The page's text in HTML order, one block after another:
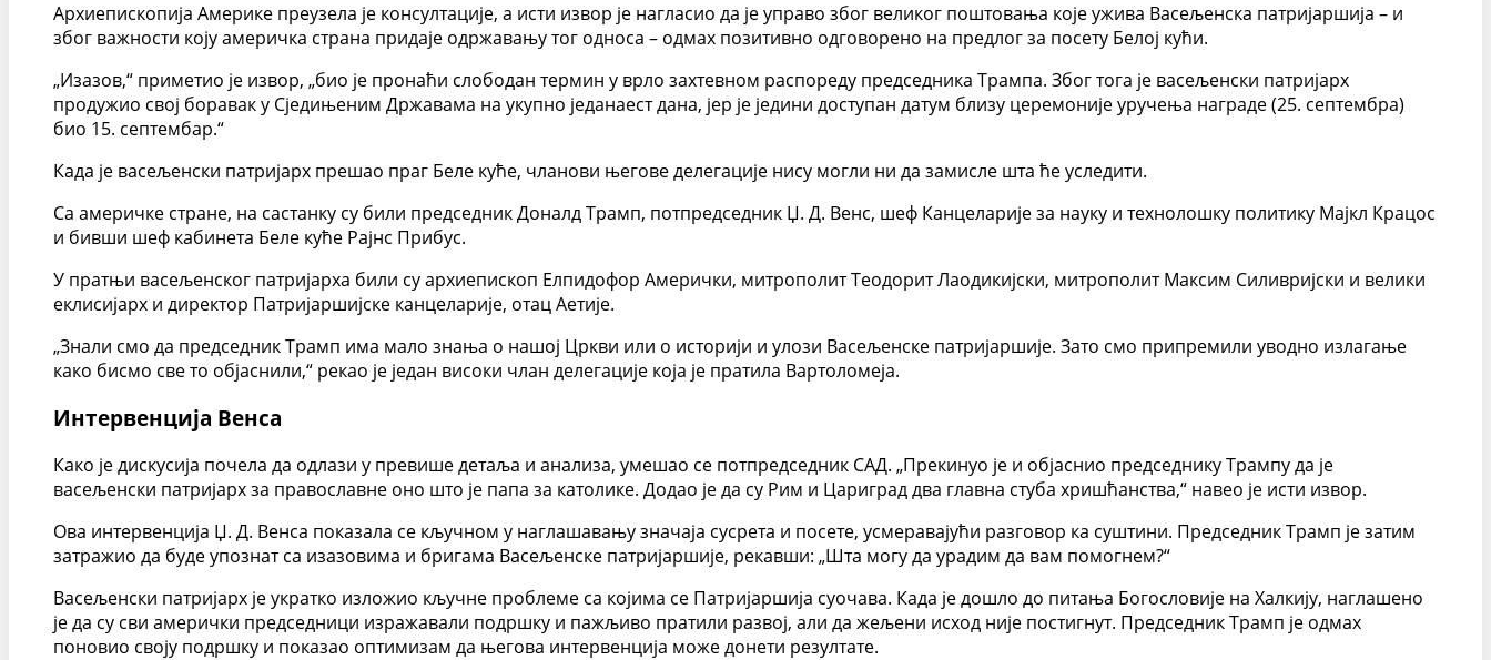
Архиепископија Америке преузела је консултације, а исти извор је нагласио да је управо због великог поштовања које ужива Васељенска патријаршија – и
због важности коју америчка страна придаје одржавању тог односа – одмах позитивно одговорено на предлог за посету Белој кући.
„Изазов,“ приметио је извор, „био је пронаћи слободан термин у врло захтевном распореду председника Трампа. Због тога је васељенски патријарх
продужио свој боравак у Сједињеним Државама на укупно једанаест дана, јер је једини доступан датум близу церемоније уручења награде (25. септембра)
био 15. септембар.“
Када је васељенски патријарх прешао праг Беле куће, чланови његове делегације нису могли ни да замисле шта ће уследити.
Са америчке стране, на састанку су били председник Доналд Трамп, потпредседник Џ. Д. Венс, шеф Канцеларије за науку и технолошку политику Мајкл Крацос
и бивши шеф кабинета Беле куће Рајнс Прибус.
У пратњи васељенског патријарха били су архиепископ Елпидофор Амерички, митрополит Теодорит Лаодикијски, митрополит Максим Силивријски и велики
еклисијарх и директор Патријаршијске канцеларије, отац Аетије.
„Знали смо да председник Трамп има мало знања о нашој Цркви или о историји и улози Васељенске патријаршије. Зато смо припремили уводно излагање
како бисмо све то објаснили,“ рекао је један високи члан делегације која је пратила Вартоломеја.
Интервенција Венса
Како је дискусија почела да одлази у превише детаља и анализа, умешао се потпредседник САД. „Прекинуо је и објаснио председнику Трампу да је
васељенски патријарх за православне оно што је папа за католике. Додао је да су Рим и Цариград два главна стуба хришћанства,“ навео је исти извор.
Ова интервенција Џ. Д. Венса показала се кључном у наглашавању значаја сусрета и посете, усмеравајући разговор ка суштини. Председник Трамп је затим
затражио да буде упознат са изазовима и бригама Васељенске патријаршије, рекавши: „Шта могу да урадим да вам помогнем?“
Васељенски патријарх је укратко изложио кључне проблеме са којима се Патријаршија суочава. Када је дошло до питања Богословије на Халкију, наглашено
је да су сви амерички председници изражавали подршку и пажљиво пратили развој, али да жељени исход није постигнут. Председник Трамп је одмах
поновио своју подршку и показао оптимизам да његова интервенција може донети резултате.